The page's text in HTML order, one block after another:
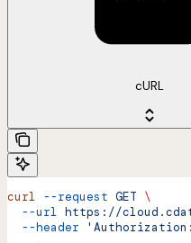
cURL
curl --request GET \
  --url
https://
  --header